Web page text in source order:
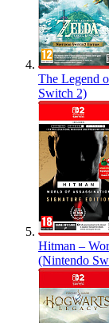
The Legend
Switch 2)
Hitman –
(Nintendo